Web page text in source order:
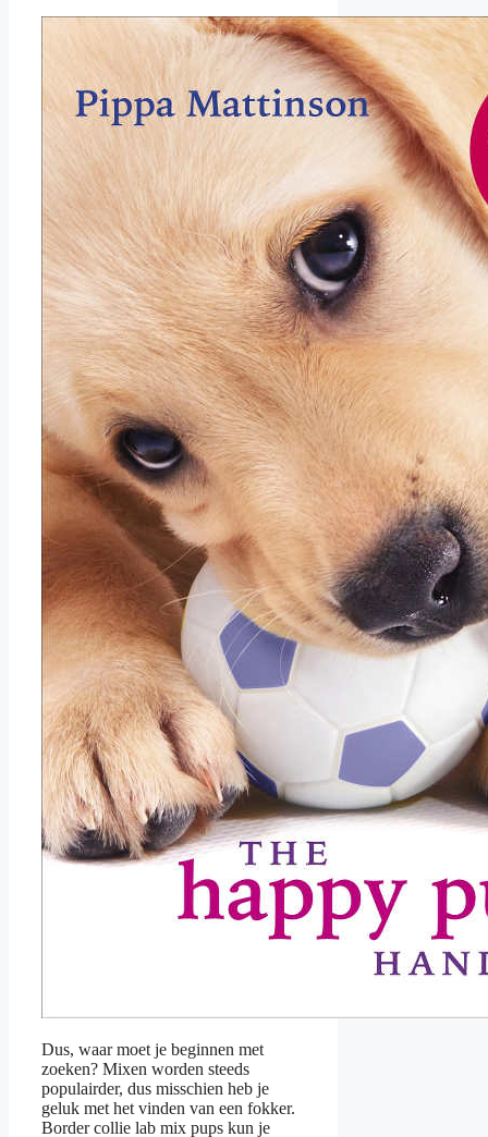
Dus, waar moet je beginnen met
zoeken? Mixen worden steeds
populairder, dus misschien heb je
geluk met het vinden van een fokker.
Border collie lab mix pups kun je